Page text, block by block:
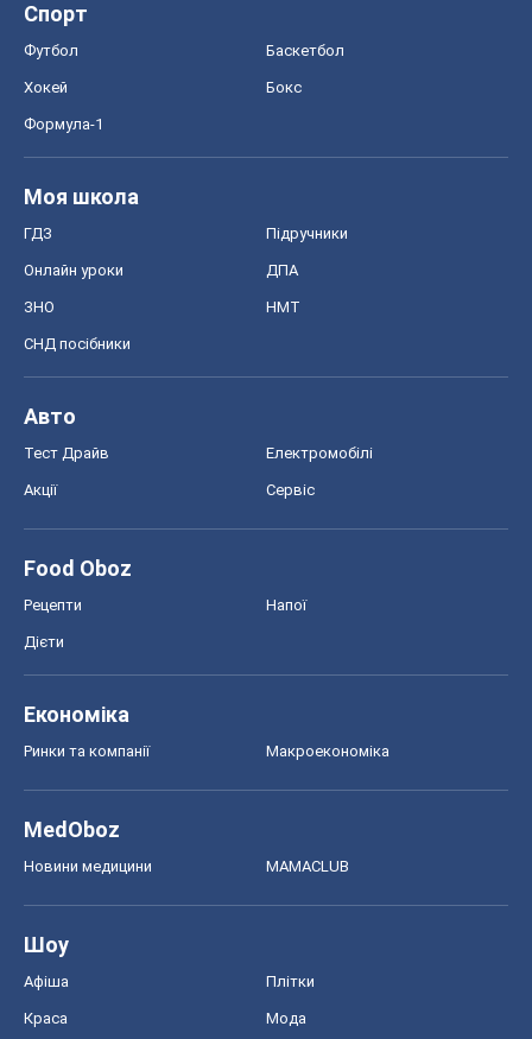
Спорт
Футбол Баскетбол
Хокей Бокс
Формула-1
Моя школа
ГДЗ Підручники
Онлайн уроки ДПА
ЗНО НМТ
СНД посібники
Авто
Тест Драйв Електромобілі
Акції Сервіс
Food Oboz
Рецепти Напої
Дієти
Економіка
Ринки та компанії Макроекономіка
MedOboz
Новини медицини MAMACLUB
Шоу
Афіша Плітки
Краса Мода